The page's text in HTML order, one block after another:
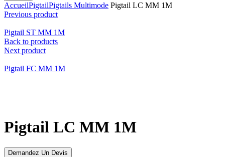
AccueilPigtailPigtails Multimode Pigtail LC MM 1M
Previous product
Pigtail ST MM 1M
Back to products
Next product
Pigtail FC MM 1M
Pigtail LC MM 1M
Demandez Un Devis